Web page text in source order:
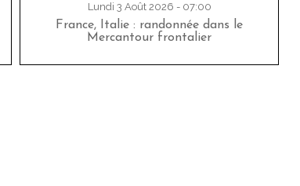
Lundi 3 Août 2026 - 07:00
France, Italie : randonnée dans le
Mercantour frontalier